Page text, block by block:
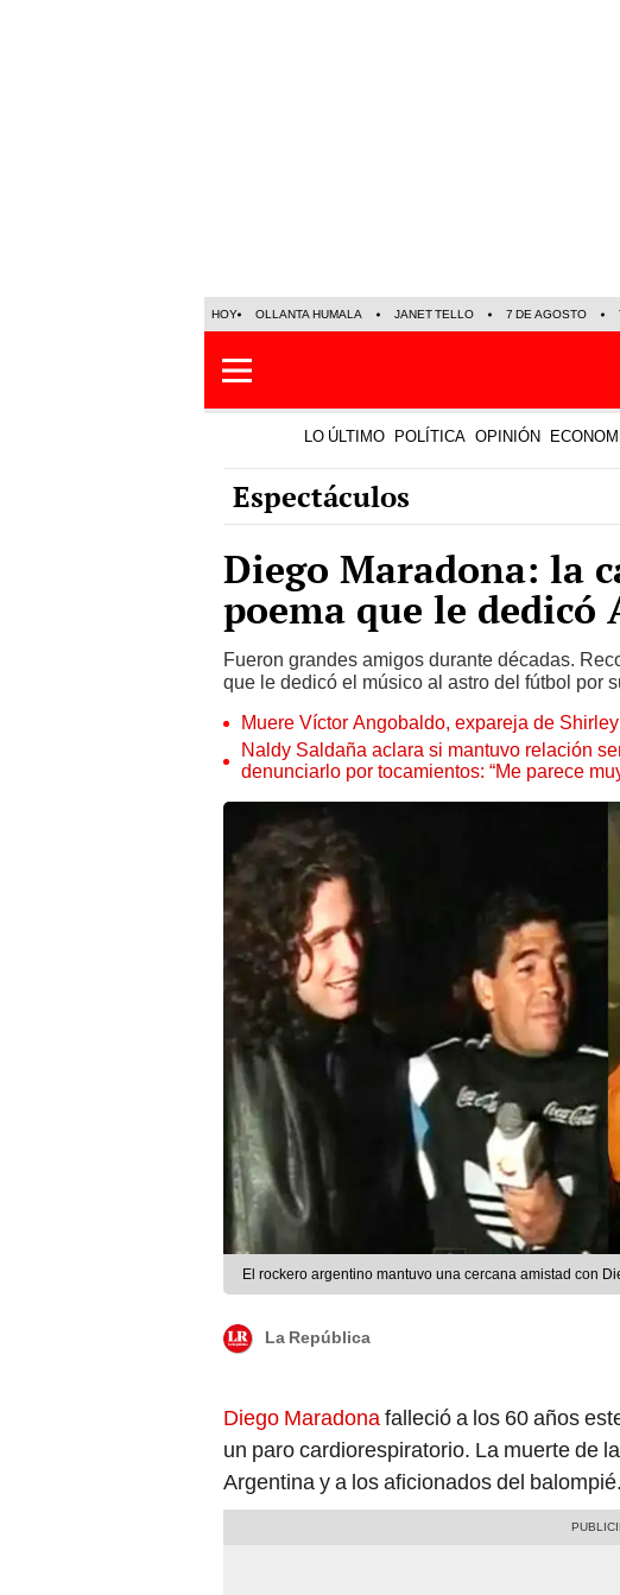
HOY OLLANTA HUMALA JANET TELLO 7 DE AGOSTO
LO ÚLTIMO POLÍTICA OPINIÓN
Espectáculos
Diego Maradona: la
poema que le dedicó
Fueron grandes amigos durante décadas.
que le dedicó el músico al astro del fútbol por
Muere Víctor Angobaldo, expareja de
Naldy Saldaña aclara si mantuvo relación
denunciarlo por tocamientos: “Me parece
El rockero argentino mantuvo una cercana amistad con
La República
Diego Maradonafalleció a los 60 años
un paro cardiorespiratorio. La muerte de
Argentina y a los aficionados del balompié.